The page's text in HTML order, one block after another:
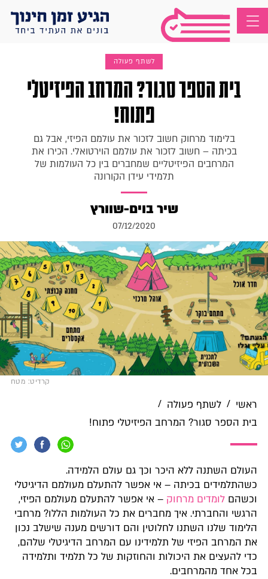
לשתף פעולה
בית הספר סגור? המרחב הפיזיטלי
פתוח!
בלימוד מרחוק חשוב לזכור את עולמם הפיזי, אבל גם
בכיתה – חשוב לזכור את עולמם הוירטואלי. הכירו את
המרחבים הפיזיטליים שמחברים בין כל העולמות של
תלמידי עידן הקורונה
שיר בוים-שוורץ
07/12/2020
קרדיט: מטח
ראשי / לשתף פעולה /
בית הספר סגור? המרחב הפיזיטלי פתוח!
העולם השתנה ללא היכר וכך גם עולם הלמידה.
כשהתלמידים בכיתה – אי אפשר להתעלם מעולמם הדיגיטלי
וכשהם לומדים מרחוק – אי אפשר להתעלם מעולמם הפיזי,
הרגשי והחברתי. איך מחברים את כל העולמות הללו? מרחבי
הלימוד שלנו השתנו לחלוטין והם דורשים מענה שישלב נכון
את המרחב הפיזי של תלמידינו עם המרחב הדיגיטלי שלהם,
כדי להעצים את היכולות והחוזקות של כל תלמיד ותלמידה
בכל אחד מהמרחבים.